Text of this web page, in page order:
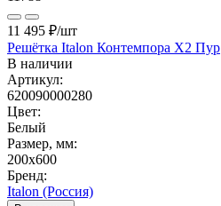
11 495 ₽/шт
Решётка Italon Контемпора X2 Пур
В наличии
Артикул:
620090000280
Цвет:
Белый
Размер, мм:
200x600
Бренд:
Italon (Россия)